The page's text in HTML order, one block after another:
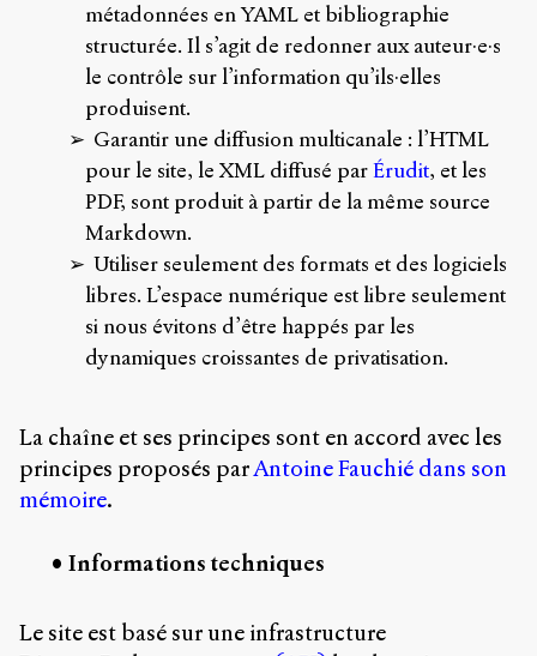
métadonnées en YAML et bibliographie
structurée. Il s’agit de redonner aux auteur·e·s
le contrôle sur l’information qu’ils·elles
produisent.
Garantir une diffusion multicanale : l’HTML
pour le site, le XML diffusé parÉrudit, et les
PDF, sont produit à partir de la même source
Markdown.
Utiliser seulement des formats et des logiciels
libres. L’espace numérique est libre seulement
si nous évitons d’être happés par les
dynamiques croissantes de privatisation.
La chaîne et ses principes sont en accord avec les
principes proposés parAntoine Fauchié dans son
mémoire.
Informations techniques
Le site est basé sur une infrastructure